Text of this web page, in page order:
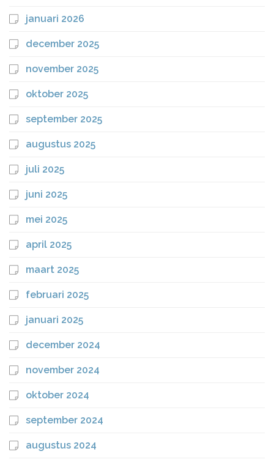
januari 2026
december 2025
november 2025
oktober 2025
september 2025
augustus 2025
juli 2025
juni 2025
mei 2025
april 2025
maart 2025
februari 2025
januari 2025
december 2024
november 2024
oktober 2024
september 2024
augustus 2024